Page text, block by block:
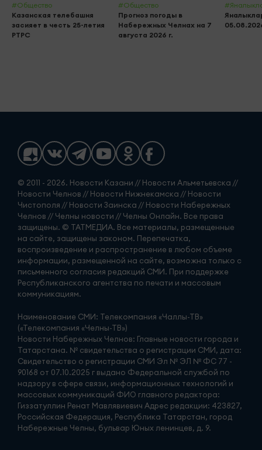
#Общество
Казанская телебашня
засияет в честь 25-летия
РТРС
#Общество
Прогноз погоды в
Набережных Челнах на 7
августа 2026 г.
© 2011 - 2026. Новости Казани // Новости Альметьевска //
Новости Челнов // Новости Нижнекамска // Новости
Чистополя // Новости Заинска // Новости Набережных
Челнов // Челны новости // Челны Онлайн. Все права
защищены. © ТАТМЕДИА. Все материалы, размещенные
на сайте, защищены законом. Перепечатка,
воспроизведение и распространение в любом объеме
информации, размещенной на сайте, возможна только с
письменного согласия редакций СМИ. При поддержке
Республиканского агентства по печати и массовым
коммуникациям.
Наименование СМИ: Телекомпания «Чаллы-ТВ»
(«Телекомпания «Челны-ТВ»)
Новости Набережных Челнов: Главные новости города и
Татарстана. № свидетельства о регистрации СМИ, дата:
Свидетельство о регистрации СМИ Эл № ЭЛ № ФС 77 -
90168 от 07.10.2025 г выдано Федеральной службой по
надзору в сфере связи, информационных технологий и
массовых коммуникаций ФИО главного редактора:
Гиззатуллин Ренат Мавлявиевич Адрес редакции: 423827,
Российская Федерация, Республика Татарстан, город
Набережные Челны, бульвар Юных ленинцев, д. 9.